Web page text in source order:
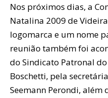
Nos próximos dias, a
Natalina 2009 de
logomarca e um nome
reunião também foi
do Sindicato Patronal
Boschetti, pela
Seemann Perondi, além